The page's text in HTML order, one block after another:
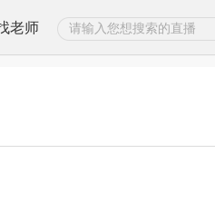
老师